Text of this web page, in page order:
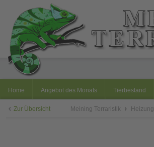
Home Angebot des Monats Tierbestand
Zur Übersicht Meining Terraristik Heizung